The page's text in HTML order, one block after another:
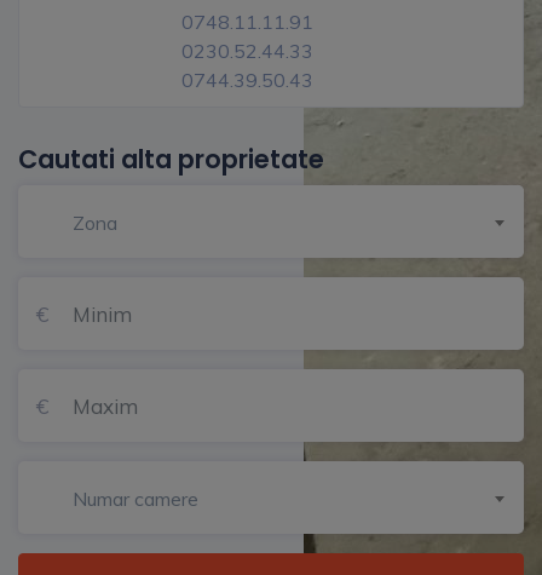
0748.11.11.91
0230.52.44.33
0744.39.50.43
Cautati alta proprietate
Zona
Numar camere